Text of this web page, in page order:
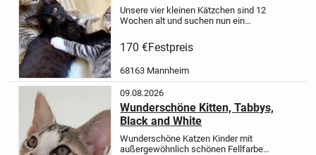
Unsere vier kleinen Kätzchen sind 12
Wochen alt und suchen nun ein
sind aufgeweckt, neugierig und
verspielt, genießen aber genauso
170 €Festpreis
68163 Mannheim
09.08.2026
Wunderschöne Kitten, Tabbys,
Black and White
Wunderschöne Katzen Kinder mit
außergewöhnlich schönen Fellfarben